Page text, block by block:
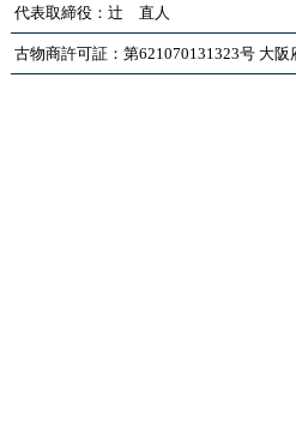
代表取締役：辻 直人
古物商許可証：第621070131323号 大阪